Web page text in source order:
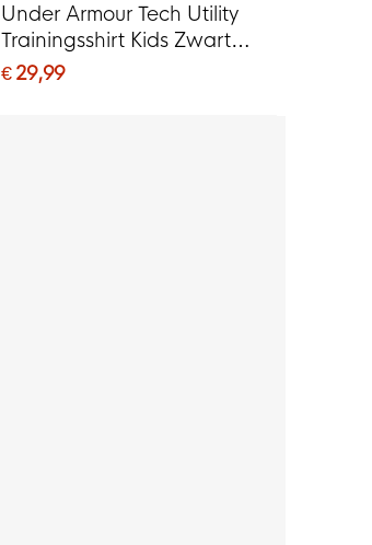
Under Armour Tech Utility
Trainingsshirt Kids Zwart
Donkergrijs Oranje
€ 29,99